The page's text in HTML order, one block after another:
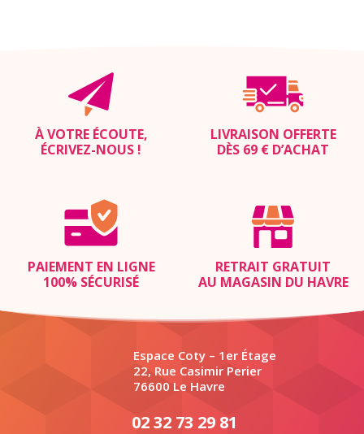
À VOTRE ÉCOUTE,
ÉCRIVEZ-NOUS !
LIVRAISON OFFERTE
DÈS 69 € D’ACHAT
PAIEMENT EN LIGNE
100% SÉCURISÉ
RETRAIT GRATUIT
AU MAGASIN DU HAVRE
Espace Coty – 1er Étage
22, Rue Casimir Perier
76600 Le Havre
02 32 73 29 81